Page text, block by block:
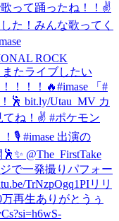
って踊ったね！！✌️
た！ みんな歌ってく
ROCK
たライブしたい
！！！🔥#imase 「#
🕺 bit.ly/Utau_MV カ
てね！✌️ #ポケモン
🎙️ #imase 出演の
@The_FirstTake
で一発撮りパフォー
TrNzpOgq1PIリリ
再生ありがとうぅ